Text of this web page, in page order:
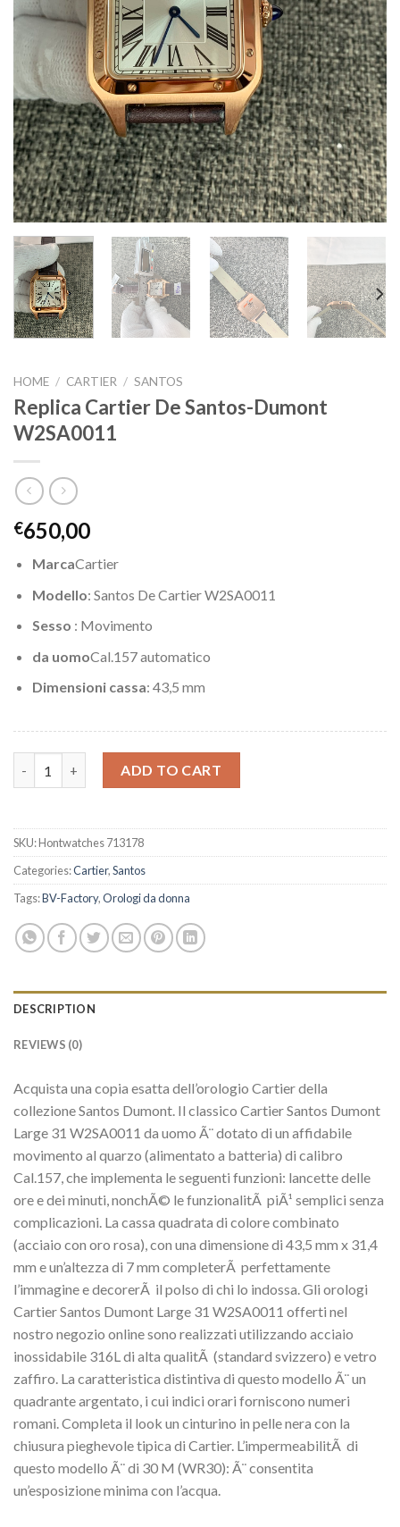
HOME / CARTIER / SANTOS
Replica Cartier De Santos-Dumont
W2SA0011
€650,00
MarcaCartier
Modello: Santos De Cartier W2SA0011
Sesso : Movimento
da uomoCal.157 automatico
Dimensioni cassa: 43,5 mm
ADD TO CART
SKU:Hontwatches 713178
Categories:Cartier,Santos
Tags:BV-Factory,Orologi da donna
DESCRIPTION
REVIEWS (0)
Acquista una copia esatta dell’orologio Cartier della
collezione Santos Dumont. Il classico Cartier Santos Dumont
Large 31 W2SA0011 da uomo Ã¨ dotato di un affidabile
movimento al quarzo (alimentato a batteria) di calibro
Cal.157, che implementa le seguenti funzioni: lancette delle
ore e dei minuti, nonchÃ© le funzionalitÃ piÃ¹ semplici senza
complicazioni. La cassa quadrata di colore combinato
(acciaio con oro rosa), con una dimensione di 43,5 mm x 31,4
mm e un’altezza di 7 mm completerÃ perfettamente
l’immagine e decorerÃ il polso di chi lo indossa. Gli orologi
Cartier Santos Dumont Large 31 W2SA0011 offerti nel
nostro negozio online sono realizzati utilizzando acciaio
inossidabile 316L di alta qualitÃ (standard svizzero) e vetro
zaffiro. La caratteristica distintiva di questo modello Ã¨ un
quadrante argentato, i cui indici orari forniscono numeri
romani. Completa il look un cinturino in pelle nera con la
chiusura pieghevole tipica di Cartier. L’impermeabilitÃ di
questo modello Ã¨ di 30 M (WR30): Ã¨ consentita
un’esposizione minima con l’acqua.